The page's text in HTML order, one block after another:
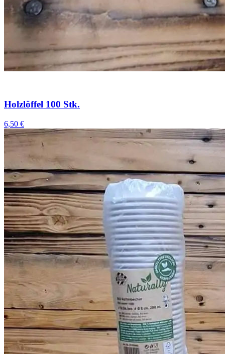
Holzlöffel 100 Stk.
6,50 €